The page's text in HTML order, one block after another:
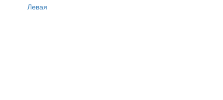
Левая